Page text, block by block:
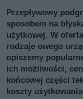
Przepływowy
sposobem na
użytkowej. W
rodzaje owego
opiszemy
ich możliwości,
końcowej części
koszty